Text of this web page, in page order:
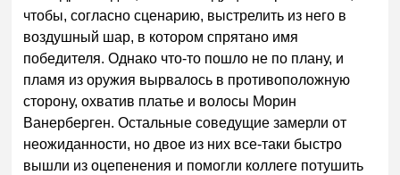
чтобы, согласно сценарию, выстрелить из него в
воздушный шар, в котором спрятано имя
победителя. Однако что-то пошло не по плану, и
пламя из оружия вырвалось в противоположную
сторону, охватив платье и волосы Морин
Ванерберген. Остальные соведущие замерли от
неожиданности, но двое из них все-таки быстро
вышли из оцепенения и помогли коллеге потушить